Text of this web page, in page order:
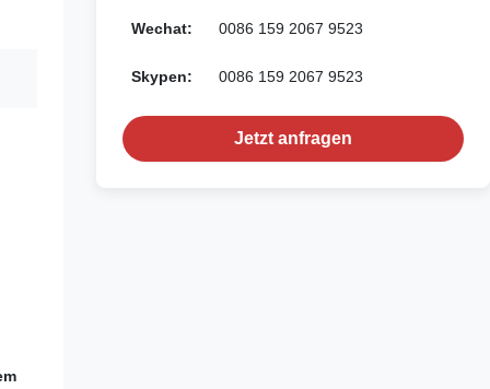
Wechat: 0086 159 2067 9523
Skypen: 0086 159 2067 9523
Jetzt anfragen